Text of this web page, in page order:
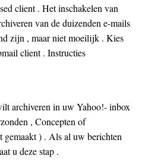
client . Het inschakelen van
van de duizenden e-mails
zijn , maar niet moeilijk . Kies
client . Instructies
archiveren in uw Yahoo!- inbox
, Concepten of
gemaakt ) . Als al uw berichten
u deze stap .